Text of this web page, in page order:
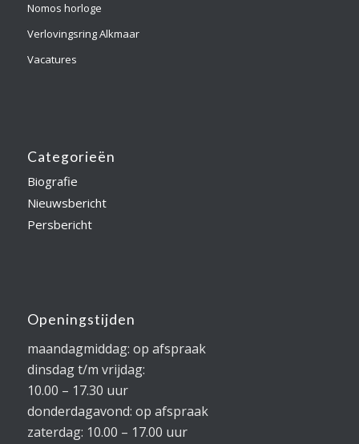
Nomos horloge
Verlovingsring Alkmaar
Vacatures
Categorieën
Biografie
Nieuwsbericht
Persbericht
Openingstijden
maandagmiddag: op afspraak
dinsdag t/m vrijdag:
10.00 – 17.30 uur
donderdagavond: op afspraak
zaterdag: 10.00 – 17.00 uur